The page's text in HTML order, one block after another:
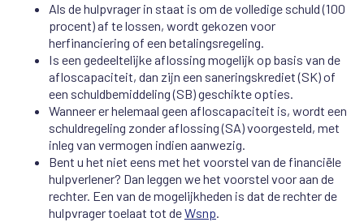
Als de hulpvrager in staat is om de volledige schuld (100
procent) af te lossen, wordt gekozen voor
herfinanciering of een betalingsregeling.
Is een gedeeltelijke aflossing mogelijk op basis van de
afloscapaciteit, dan zijn een saneringskrediet (SK) of
een schuldbemiddeling (SB) geschikte opties.
Wanneer er helemaal geen afloscapaciteit is, wordt een
schuldregeling zonder aflossing (SA) voorgesteld, met
inleg van vermogen indien aanwezig.
Bent u het niet eens met het voorstel van de financiële
hulpverlener? Dan leggen we het voorstel voor aan de
rechter. Een van de mogelijkheden is dat de rechter de
hulpvrager toelaat tot deWsnp.